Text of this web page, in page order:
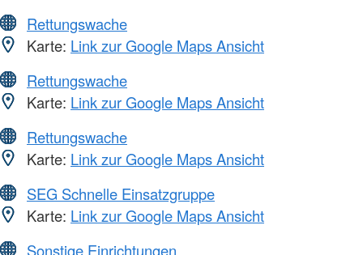
Rettungswache
Karte: Link zur Google Maps Ansicht
Rettungswache
Karte: Link zur Google Maps Ansicht
Rettungswache
Karte: Link zur Google Maps Ansicht
SEG Schnelle Einsatzgruppe
Karte: Link zur Google Maps Ansicht
Sonstige Einrichtungen